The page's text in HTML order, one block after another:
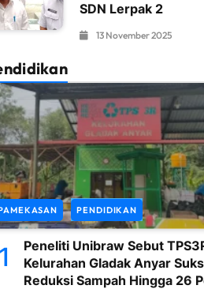
SDN Lerpak 2
13 November 2025
PENDIDIKAN
1
Peneliti Unibraw Sebut
Kelurahan Gladak Anyar
Reduksi Sampah Hingga 26